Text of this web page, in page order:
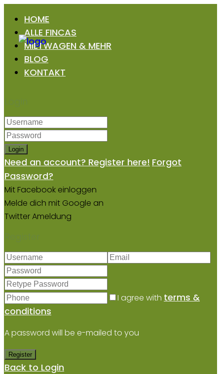
HOME
ALLE FINCAS
MIETWAGEN & MEHR
BLOG
KONTAKT
Login
Login
Need an account? Register here! Forgot
Password?
Mit Facebook einloggen
Melde dich mit Google an
Twitter Ameldung
Register
I agree with terms &
conditions
A password will be e-mailed to you
Register
Back to Login